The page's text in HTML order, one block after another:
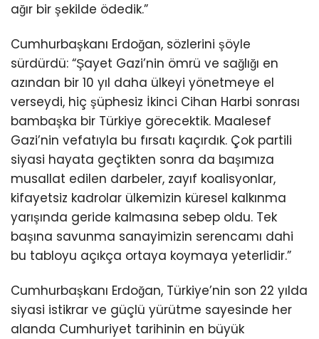
ağır bir şekilde ödedik.”
Cumhurbaşkanı Erdoğan, sözlerini şöyle
sürdürdü: “Şayet Gazi’nin ömrü ve sağlığı en
azından bir 10 yıl daha ülkeyi yönetmeye el
verseydi, hiç şüphesiz İkinci Cihan Harbi sonrası
bambaşka bir Türkiye görecektik. Maalesef
Gazi’nin vefatıyla bu fırsatı kaçırdık. Çok partili
siyasi hayata geçtikten sonra da başımıza
musallat edilen darbeler, zayıf koalisyonlar,
kifayetsiz kadrolar ülkemizin küresel kalkınma
yarışında geride kalmasına sebep oldu. Tek
başına savunma sanayimizin serencamı dahi
bu tabloyu açıkça ortaya koymaya yeterlidir.”
Cumhurbaşkanı Erdoğan, Türkiye’nin son 22 yılda
siyasi istikrar ve güçlü yürütme sayesinde her
alanda Cumhuriyet tarihinin en büyük